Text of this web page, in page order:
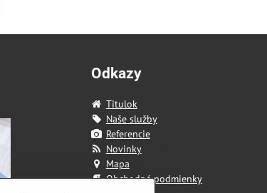
Odkazy
Titulok
Naše služby
Referencie
Novinky
Mapa
Obchodné podmienky